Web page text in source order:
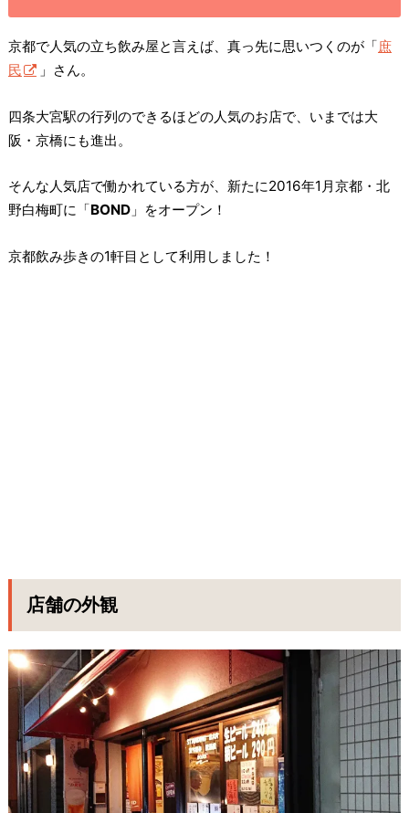
京都で人気の立ち飲み屋と言えば、真っ先に思いつくのが「庶
民
」さん。
四条大宮駅の行列のできるほどの人気のお店で、いまでは大
阪・京橋にも進出。
そんな人気店で働かれている方が、新たに2016年1月京都・北
野白梅町に「BOND」をオープン！
京都飲み歩きの1軒目として利用しました！
店舗の外観